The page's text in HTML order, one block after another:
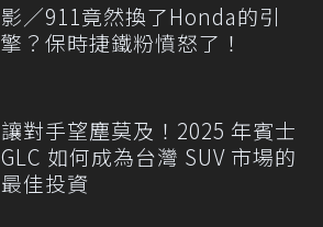
影／911竟然換了Honda的引
擎？保時捷鐵粉憤怒了！
讓對手望塵莫及！2025 年賓士
GLC 如何成為台灣 SUV 市場的
最佳投資